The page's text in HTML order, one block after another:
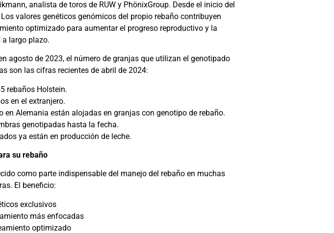
analista de toros de RUW y PhönixGroup. Desde el inicio del
valores genéticos genómicos del propio rebaño contribuyen
optimizado para aumentar el progreso reproductivo y la
largo plazo.
agosto de 2023, el número de granjas que utilizan el genotipado
son las cifras recientes de abril de 2024:
rebaños Holstein.
en el extranjero.
Alemania están alojadas en granjas con genotipo de rebaño.
genotipadas hasta la fecha.
ya están en producción de leche.
su rebaño
como parte indispensable del manejo del rebaño en muchas
El beneficio:
exclusivos
más enfocadas
optimizado